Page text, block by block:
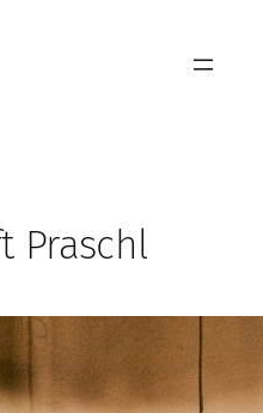
Praschl